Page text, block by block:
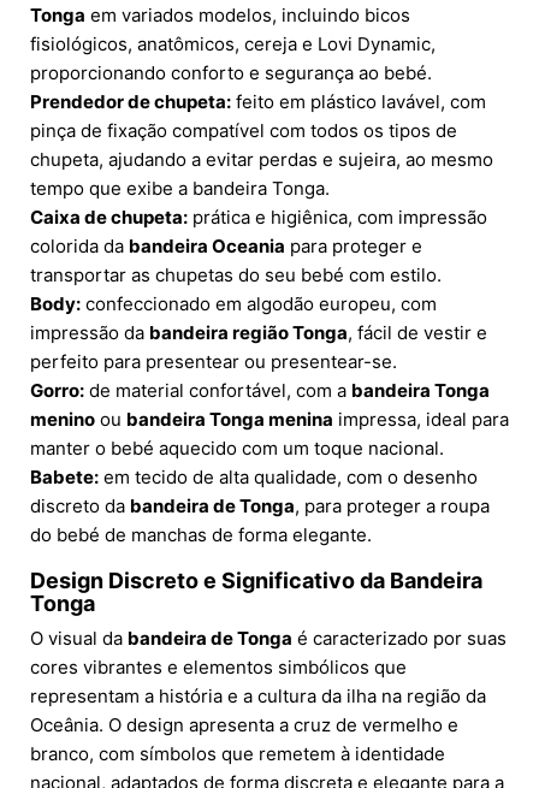
Tonga em variados modelos, incluindo bicos
fisiológicos, anatômicos, cereja e Lovi Dynamic,
proporcionando conforto e segurança ao bebé.
Prendedor de chupeta: feito em plástico lavável, com
pinça de fixação compatível com todos os tipos de
chupeta, ajudando a evitar perdas e sujeira, ao mesmo
tempo que exibe a bandeira Tonga.
Caixa de chupeta: prática e higiênica, com impressão
colorida da bandeira Oceania para proteger e
transportar as chupetas do seu bebé com estilo.
Body: confeccionado em algodão europeu, com
impressão da bandeira região Tonga, fácil de vestir e
perfeito para presentear ou presentear-se.
Gorro: de material confortável, com a bandeira Tonga
menino ou bandeira Tonga menina impressa, ideal para
manter o bebé aquecido com um toque nacional.
Babete: em tecido de alta qualidade, com o desenho
discreto da bandeira de Tonga, para proteger a roupa
do bebé de manchas de forma elegante.
Design Discreto e Significativo da Bandeira
Tonga
O visual da bandeira de Tonga é caracterizado por suas
cores vibrantes e elementos simbólicos que
representam a história e a cultura da ilha na região da
Oceânia. O design apresenta a cruz de vermelho e
branco, com símbolos que remetem à identidade
nacional, adaptados de forma discreta e elegante para a